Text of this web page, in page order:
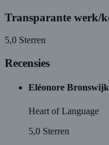
Transparante werk/
5,0 Sterren
Recensies
Eléonore
Heart of Language
5,0 Sterren